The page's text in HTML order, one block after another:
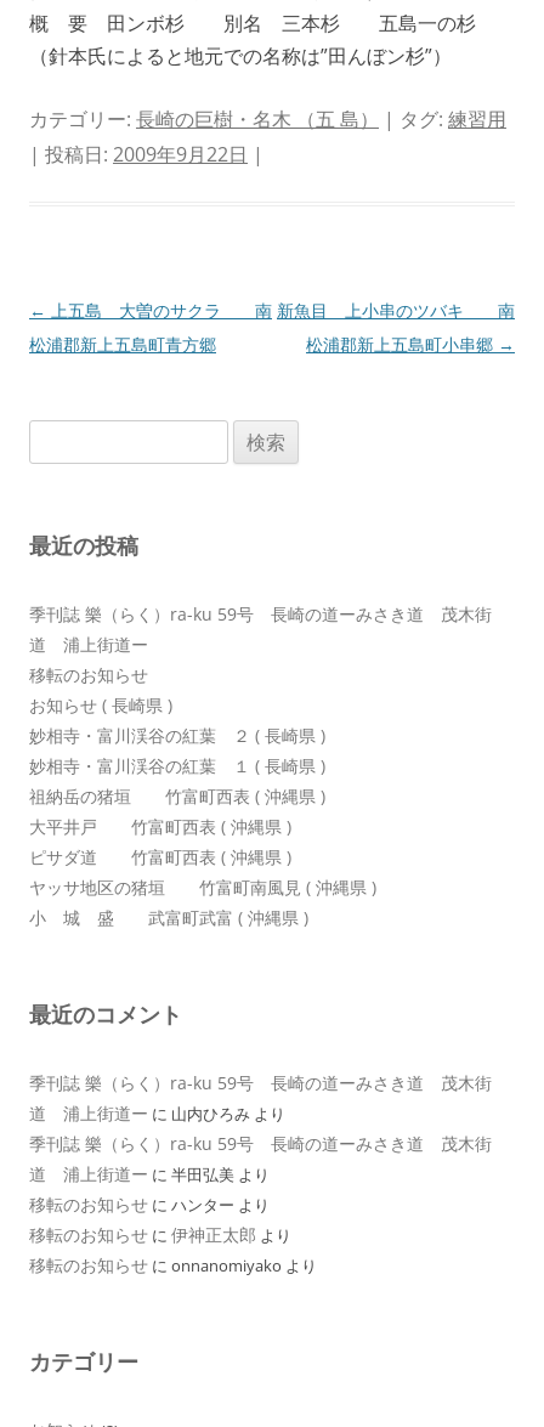
概 要 田ンボ杉 別名 三本杉 五島一の杉
（針本氏によると地元での名称は”田んぼン杉”）
カテゴリー: 長崎の巨樹・名木 （五 島） | タグ: 練習用
| 投稿日: 2009年9月22日 |
投
稿
ョ
←
上五島 大曽のサクラ 南
松浦郡新上五島町青方郷
新魚目 上小串のツバキ 南
松浦郡新上五島町小串郷 →
索:
最近の投稿
季刊誌 樂（らく）ra-ku 59号 長崎の道ーみさき道 茂木街
道 浦上街道ー
移転のお知らせ
お知らせ ( 長崎県 )
妙相寺・富川渓谷の紅葉 ２ ( 長崎県 )
妙相寺・富川渓谷の紅葉 １ ( 長崎県 )
祖納岳の猪垣 竹富町西表 ( 沖縄県 )
大平井戸 竹富町西表 ( 沖縄県 )
ピサダ道 竹富町西表 ( 沖縄県 )
ヤッサ地区の猪垣 竹富町南風見 ( 沖縄県 )
小 城 盛 武富町武富 ( 沖縄県 )
最近のコメント
季刊誌 樂（らく）ra-ku 59号 長崎の道ーみさき道 茂木街
道 浦上街道ー に 山内ひろみ より
季刊誌 樂（らく）ra-ku 59号 長崎の道ーみさき道 茂木街
道 浦上街道ー に 半田弘美 より
移転のお知らせ に ハンター より
移転のお知らせ に 伊神正太郎 より
移転のお知らせ に onnanomiyako より
カテゴリー